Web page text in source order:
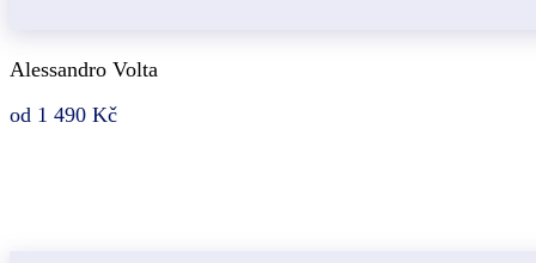
Alessandro Volta
od 1 490 Kč